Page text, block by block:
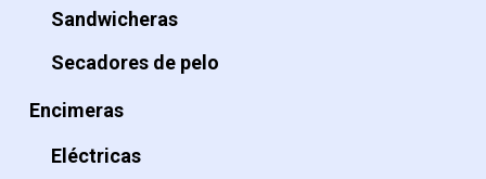
Sandwicheras
Secadores de pelo
Encimeras
Eléctricas